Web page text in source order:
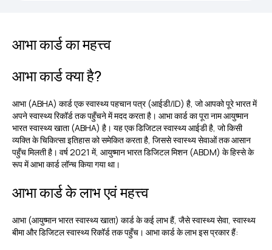
आभा कार्ड का महत्त्व
आभा कार्ड क्या है?
आभा (ABHA) कार्ड एक स्वास्थ्य पहचान पत्र (आईडी/ID) है, जो आपको पूरे भारत में
अपने स्वास्थ्य रिकॉर्ड तक पहुँचने में मदद करता है। आभा कार्ड का पूरा नाम आयुष्मान
भारत स्वास्थ्य खाता (ABHA) है। यह एक डिजिटल स्वास्थ्य आईडी है, जो किसी
व्यक्ति के चिकित्सा इतिहास को समेकित करता है, जिससे स्वास्थ्य सेवाओं तक आसान
पहुँच मिलती है। वर्ष 2021 में, आयुष्मान भारत डिजिटल मिशन (ABDM) के हिस्से के
रूप में आभा कार्ड लॉन्च किया गया था।
आभा कार्ड के लाभ एवं महत्त्व
आभा (आयुष्मान भारत स्वास्थ्य खाता) कार्ड के कई लाभ हैं, जैसे स्वास्थ्य सेवा, स्वास्थ्य
बीमा और डिजिटल स्वास्थ्य रिकॉर्ड तक पहुँच। आभा कार्ड के लाभ इस प्रकार हैं: